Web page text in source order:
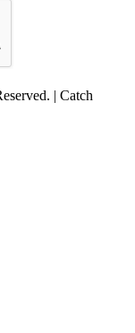
| Catch